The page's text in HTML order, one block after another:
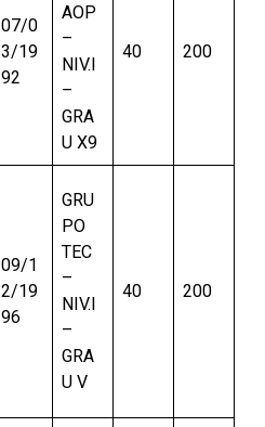
07/0
3/19
92
AOP
–
NIV.I
–
GRA
U X9
40 200
09/1
2/19
96
GRU
PO
TEC
–
NIV.I
–
GRA
U V
40 200